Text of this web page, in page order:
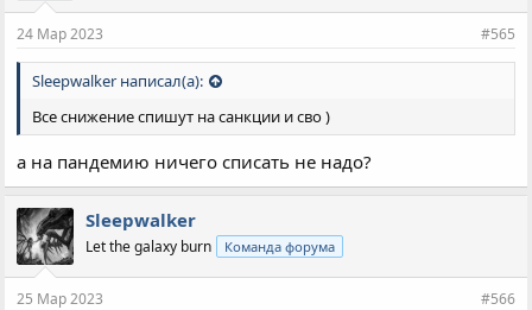
24 Мар 2023 #565
Sleepwalker написал(а):
Все снижение спишут на санкции и сво )
а на пандемию ничего списать не надо?
Sleepwalker
Let the galaxy burn Команда форума
25 Мар 2023 #566